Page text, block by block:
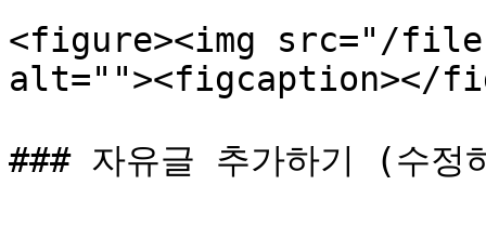
<figure><img src="/files/
alt=""><figcaption></
### 자유글 추가하기 (수정